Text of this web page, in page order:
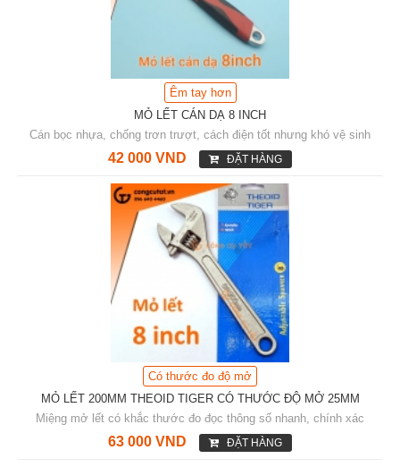
Êm tay hơn
MỎ LẾT CÁN DẠ 8 INCH
Cán bọc nhựa, chống trơn trượt, cách điện tốt nhưng khó vệ sinh
42 000 VND ĐẶT HÀNG
Có thước đo độ mở
MỎ LẾT 200MM THEOID TIGER CÓ THƯỚC ĐỘ MỞ 25MM
Miệng mở lết có khắc thước đo đọc thông số nhanh, chính xác
63 000 VND ĐẶT HÀNG